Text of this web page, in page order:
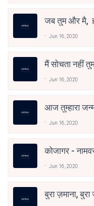
जब तुम और मै,
Jun 16, 2020
मैं सोचता नहीं
Jun 16, 2020
आज तुम्हारा
Jun 16, 2020
कोजागर -
Jun 16, 2020
बुरा ज़माना,